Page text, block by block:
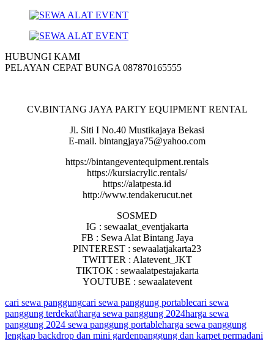
HUBUNGI KAMI
PELAYAN CEPAT BUNGA 087870165555
CV.BINTANG JAYA PARTY EQUIPMENT RENTAL
Jl. Siti I No.40 Mustikajaya Bekasi
E-mail. bintangjaya75@yahoo.com
https://bintangeventequipment.rentals
https://kursiacrylic.rentals/
https://alatpesta.id
http://www.tendakerucut.net
SOSMED
IG : sewaalat_eventjakarta
FB : Sewa Alat Bintang Jaya
PINTEREST : sewaalatjakarta23
TWITTER : Alatevent_JKT
TIKTOK : sewaalatpestajakarta
YOUTUBE : sewaalatevent
cari sewa panggungcari sewa panggung portablecari sewa
panggung terdekat\harga sewa panggung 2024harga sewa
panggung 2024 sewa panggung portableharga sewa panggung
lengkap backdrop dan mini gardenpanggung dan karpet permadani